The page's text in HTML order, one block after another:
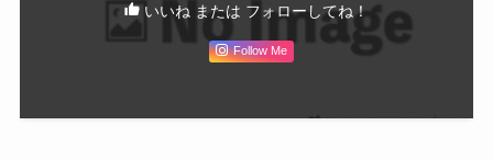
いいね または フォローしてね！
Follow Me